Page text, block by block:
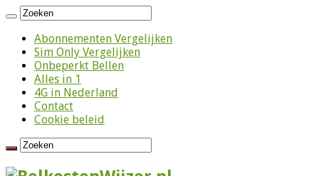
Abonnementen Vergelijken
Sim Only Vergelijken
Onbeperkt Bellen
Alles in 1
4G in Nederland
Contact
Cookie beleid